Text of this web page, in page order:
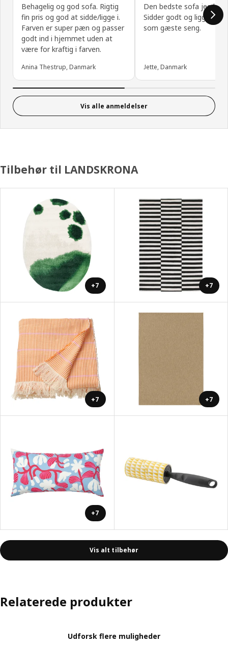
Behagelig og god sofa. Rigtig
fin pris og god at sidde/ligge i.
Farven er super pæn og passer
godt ind i hjemmet uden at
være for kraftig i farven.
Anina Thestrup, Danmark
Den bedste sofa jeg har
Sidder godt og ligger
som gæste seng.
Jette, Danmark
Vis alle anmeldelser
Tilbehør til LANDSKRONA
+7 +7
+7 +7
+7
Vis alt tilbehør
Relaterede produkter
Udforsk flere muligheder